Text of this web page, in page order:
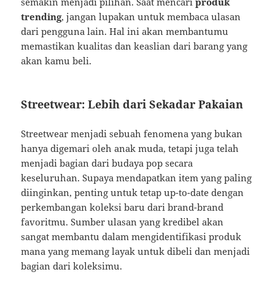
trending, jangan lupakan untuk membaca ulasan
dari pengguna lain. Hal ini akan membantumu
memastikan kualitas dan keaslian dari barang yang
akan kamu beli.
Streetwear: Lebih dari Sekadar Pakaian
Streetwear menjadi sebuah fenomena yang bukan
hanya digemari oleh anak muda, tetapi juga telah
menjadi bagian dari budaya pop secara
keseluruhan. Supaya mendapatkan item yang paling
diinginkan, penting untuk tetap up-to-date dengan
perkembangan koleksi baru dari brand-brand
favoritmu. Sumber ulasan yang kredibel akan
sangat membantu dalam mengidentifikasi produk
mana yang memang layak untuk dibeli dan menjadi
bagian dari koleksimu.